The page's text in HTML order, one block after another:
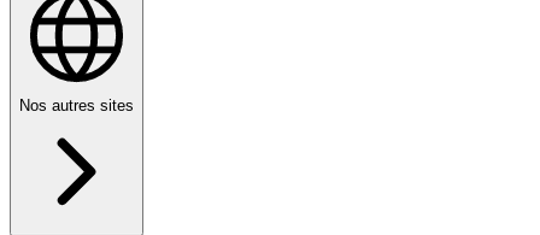
Nos autres sites